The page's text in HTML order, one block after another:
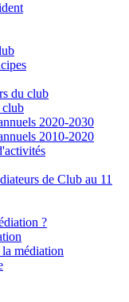
du club
club
2020-2030
2010-2020
?
médiation